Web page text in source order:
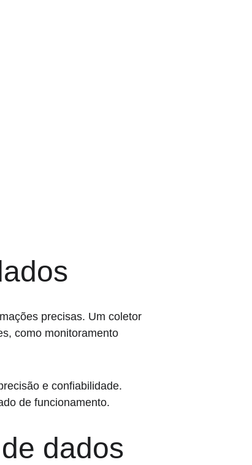
precisas. Um coletor
como monitoramento
e confiabilidade.
de funcionamento.
dados